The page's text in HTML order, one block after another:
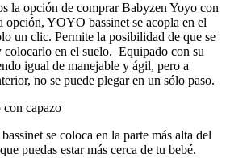
la opción de comprar Babyzen Yoyo con
opción, YOYO bassinet se acopla en el
un clic. Permite la posibilidad de que se
colocarlo en el suelo. Equipado con su
igual de manejable y ágil, pero a
no se puede plegar en un sólo paso.
se coloca en la parte más alta del
puedas estar más cerca de tu bebé.